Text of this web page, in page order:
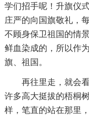
学们招手呢！升旗仪
庄严的向国旗敬礼，
不顾身保卫祖国的情
鲜血染成的，所以作
旗、祖国。
再往里走，就会
许多高大挺拔的梧桐
样，笔直的站在那里